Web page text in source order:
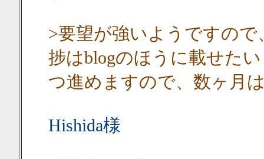
>要望が強いようですの
捗はblogのほうに載せた
つ進めますので、数ヶ月
Hishida様